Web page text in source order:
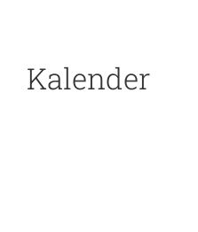
Kalender